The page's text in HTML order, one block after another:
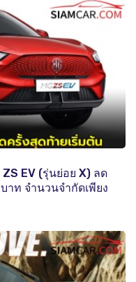
ZS EV (รุ่นย่อย X) ลด
าท จำนวนจำกัดเพียง